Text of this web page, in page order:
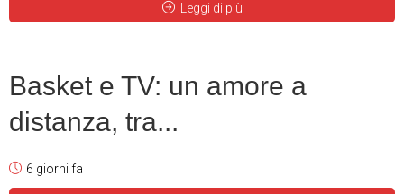
Leggi di più
Basket e TV: un amore a
distanza, tra...
6 giorni fa